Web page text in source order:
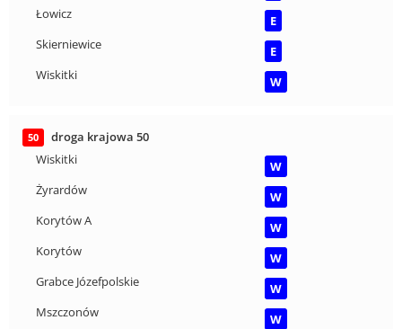
Łowicz
E
Skierniewice
E
Wiskitki
W
50
droga krajowa 50
Wiskitki
W
Żyrardów
W
Korytów A
W
Korytów
W
Grabce Józefpolskie
W
Mszczonów
W